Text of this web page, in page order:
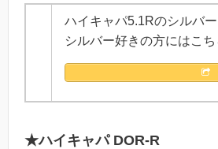
ハイキャパ5.1Rのシルバー
シルバー好きの方にはこ
★ハイキャパ DOR-R